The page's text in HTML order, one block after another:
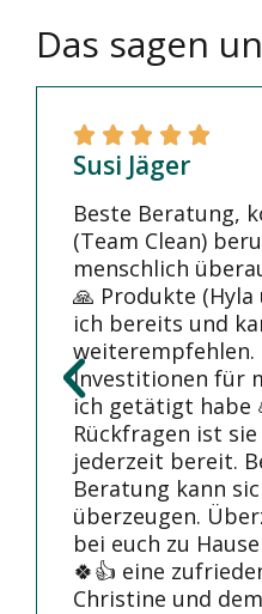
Das sagen
Susi Jäger
Beste Beratung,
(Team Clean)
menschlich
🙏 Produkte (Hyla
ich bereits und
weiterempfehlen.
Investitionen für
ich getätigt habe
Rückfragen ist
jederzeit bereit.
Beratung kann
überzeugen.
bei euch zu
🍀👍 eine
Christine und